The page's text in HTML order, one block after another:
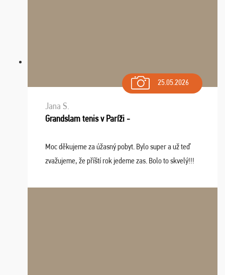
25.05.2026
Jana S.
Grandslam tenis v Paríži -
Moc děkujeme za úžasný pobyt. Bylo super a už teď
zvažujeme, že příští rok jedeme zas. Bolo to skvelý!!!